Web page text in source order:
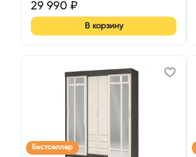
29 990 ₽
В корзину
Бестселлер